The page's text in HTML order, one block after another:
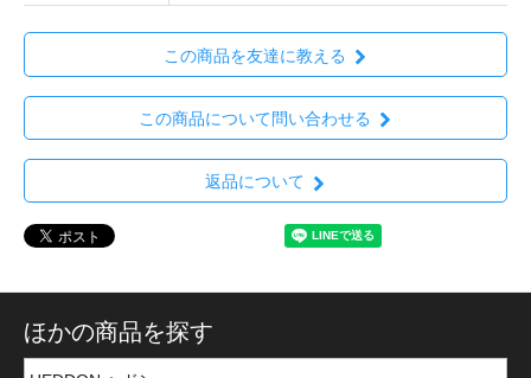
この商品を友達に教える
この商品について問い合わせる
返品について
ほかの商品を探す